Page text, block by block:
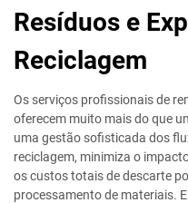
Resíduos e
Reciclagem
Os serviços profissionais de
oferecem muito mais do que
uma gestão sofisticada dos
reciclagem, minimiza o
os custos totais de descarte
processamento de materiais.